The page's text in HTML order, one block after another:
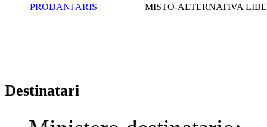
PRODANI ARIS
MISTO-ALTERNATIVA
Destinatari